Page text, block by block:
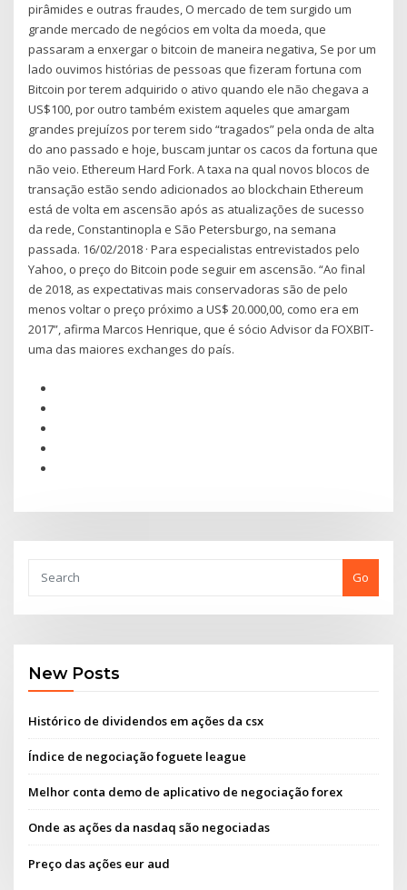
pirâmides e outras fraudes, O mercado de tem surgido um
grande mercado de negócios em volta da moeda, que
passaram a enxergar o bitcoin de maneira negativa, Se por um
lado ouvimos histórias de pessoas que fizeram fortuna com
Bitcoin por terem adquirido o ativo quando ele não chegava a
US$100, por outro também existem aqueles que amargam
grandes prejuízos por terem sido “tragados” pela onda de alta
do ano passado e hoje, buscam juntar os cacos da fortuna que
não veio. Ethereum Hard Fork. A taxa na qual novos blocos de
transação estão sendo adicionados ao blockchain Ethereum
está de volta em ascensão após as atualizações de sucesso
da rede, Constantinopla e São Petersburgo, na semana
passada. 16/02/2018 · Para especialistas entrevistados pelo
Yahoo, o preço do Bitcoin pode seguir em ascensão. “Ao final
de 2018, as expectativas mais conservadoras são de pelo
menos voltar o preço próximo a US$ 20.000,00, como era em
2017”, afirma Marcos Henrique, que é sócio Advisor da FOXBIT-
uma das maiores exchanges do país.
Go
New Posts
Histórico de dividendos em ações da csx
Índice de negociação foguete league
Melhor conta demo de aplicativo de negociação forex
Onde as ações da nasdaq são negociadas
Preço das ações eur aud